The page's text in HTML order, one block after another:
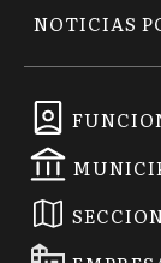
NOTICIAS